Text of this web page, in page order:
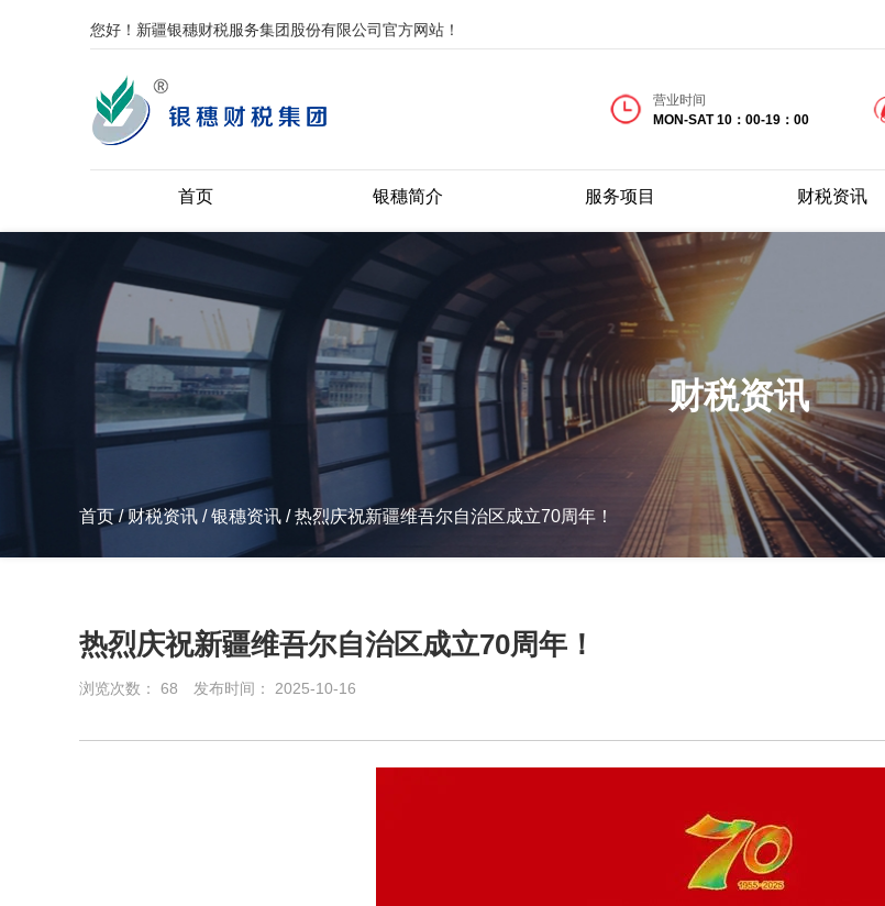
您好！新疆银穗财税服务集团股份有限公司官方网站！
营业时间
MON-SAT 10：00-19：00
首页 银穗简介 服务项目 财税资讯
财税资讯
首页/财税资讯 /银穗资讯 /热烈庆祝新疆维吾尔自治区成立70周年！
热烈庆祝新疆维吾尔自治区成立70周年！
浏览次数： 68 发布时间： 2025-10-16